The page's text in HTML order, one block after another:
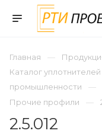
Главная
Каталог
промышленности
Прочие профили
2.5.012